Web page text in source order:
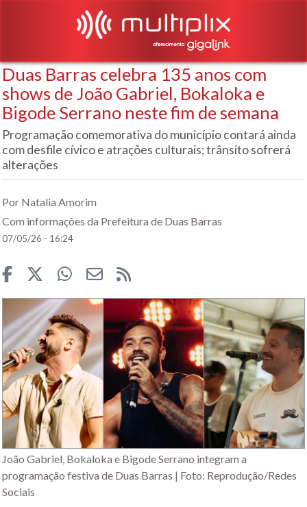
Duas Barras celebra 135 anos com
shows de João Gabriel, Bokaloka e
Bigode Serrano neste fim de semana
Programação comemorativa do município contará ainda
com desfile cívico e atrações culturais; trânsito sofrerá
alterações
Por Natalia Amorim
Com informações da Prefeitura de Duas Barras
07/05/26 - 16:24
João Gabriel, Bokaloka e Bigode Serrano integram a
programação festiva de Duas Barras | Foto: Reprodução/Redes
Sociais